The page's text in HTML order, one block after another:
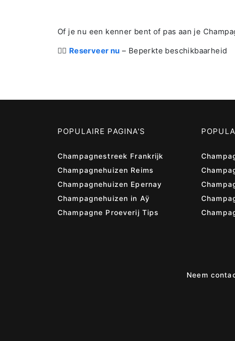
Of je nu een kenner bent of pas aan je
👉🏻 Reserveer nu – Beperkte beschikbaarheid
POPULAIRE PAGINA'S
Champagnestreek Frankrijk
Champagnehuizen Reims
Champagnehuizen Epernay
Champagnehuizen in Aÿ
Champagne Proeverij Tips
Neem